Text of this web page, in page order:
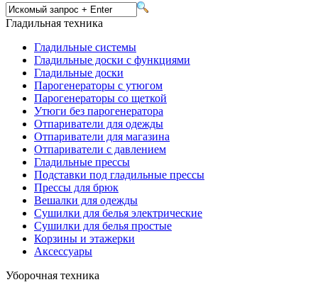
Гладильная техника
Гладильные системы
Гладильные доски с функциями
Гладильные доски
Парогенераторы с утюгом
Парогенераторы со щеткой
Утюги без парогенератора
Отпариватели для одежды
Отпариватели для магазина
Отпариватели с давлением
Гладильные прессы
Подставки под гладильные прессы
Прессы для брюк
Вешалки для одежды
Сушилки для белья электрические
Сушилки для белья простые
Корзины и этажерки
Аксессуары
Уборочная техника